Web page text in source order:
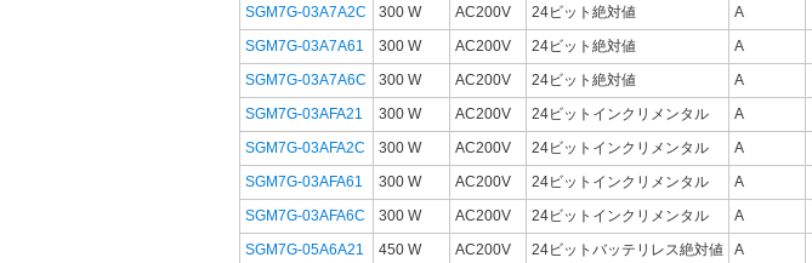
SGM7G-03A7A2C
300 W AC200V 24ビット絶対値 A
SGM7G-03A7A61
300 W AC200V 24ビット絶対値 A
SGM7G-03A7A6C
300 W AC200V 24ビット絶対値 A
SGM7G-03AFA21
300 W AC200V 24ビットインクリメンタル A
SGM7G-03AFA2C
300 W AC200V 24ビットインクリメンタル A
SGM7G-03AFA61
300 W AC200V 24ビットインクリメンタル A
SGM7G-03AFA6C
300 W AC200V 24ビットインクリメンタル A
SGM7G-05A6A21
450 W AC200V 24ビットバッテリレス絶対値 A